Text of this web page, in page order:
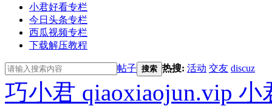
小君好看专栏
今日头条专栏
西瓜视频专栏
下载解压教程
帖子 搜索 热搜: 活动 交友 discuz
巧小君 qiaoxiaojun.vip